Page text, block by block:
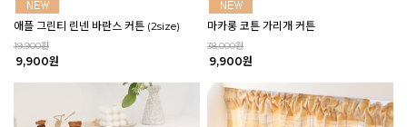
애플 그린티 린넨 바란스 커튼 (2size)
19,900원
9,900원
마카롱 코튼 가리개 커튼
38,000원
9,900원